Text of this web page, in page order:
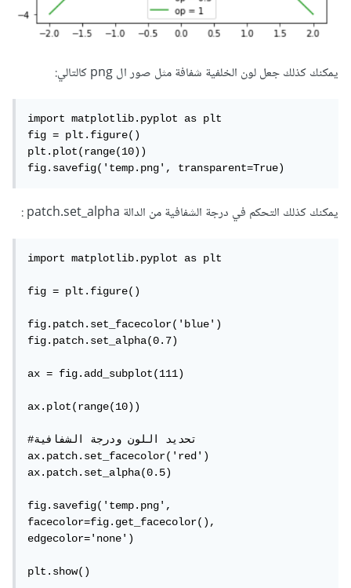
يمكنك كذلك جعل لون الخلفية شفافة مثل صور ال png كالتالي:
import matplotlib.pyplot as plt
fig = plt.figure()
plt.plot(range(10))
fig.savefig('temp.png', transparent=True)
يمكنك كذلك التحكم في درجة الشفافية من الدالة patch.set_alpha :
import matplotlib.pyplot as plt
fig = plt.figure()
fig.patch.set_facecolor('blue')
fig.patch.set_alpha(0.7)
ax = fig.add_subplot(111)
ax.plot(range(10))
#تحديد اللون ودرجة الشفافية
ax.patch.set_facecolor('red')
ax.patch.set_alpha(0.5)
fig.savefig('temp.png',
facecolor=fig.get_facecolor(),
edgecolor='none')
plt.show()